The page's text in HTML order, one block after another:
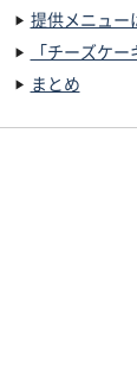
提供メニュー
「チーズケ
まとめ